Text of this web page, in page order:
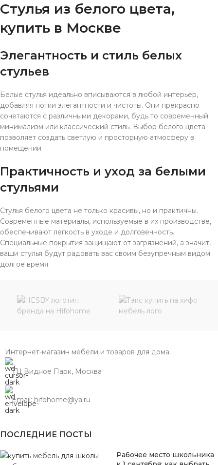
Стулья из белого цвета,
купить в Москве
Элегантность и стиль белых
стульев
Белые стулья идеально вписываются в любой интерьер,
добавляя нотки элегантности и чистоты. Они прекрасно
сочетаются с различными декорами, будь то современный
минимализм или классический стиль. Выбор белого цвета
позволяет создать светлую и просторную атмосферу в
помещении.
Практичность и уход за белыми
стульями
Стулья белого цвета не только красивы, но и практичны.
Современные материалы, используемые в их производстве,
обеспечивают легкость в уходе и долговечность.
Специальные покрытия защищают от загрязнений, а значит,
ваши стулья будут радовать вас своим безупречным видом
долгое время.
Интернет-магазин мебели и товаров для дома.
ТЦ Видное Парк, Москва
Email: hifohome@ya.ru
ПОСЛЕДНИЕ ПОСТЫ
Рабочее место школьника